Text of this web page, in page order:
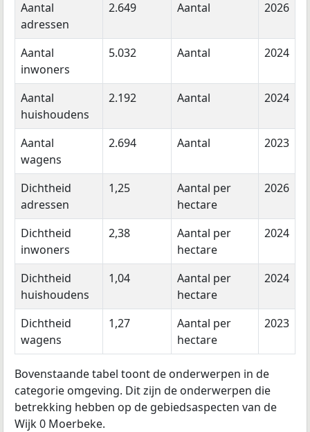
Aantal
adressen
2.649 Aantal 2026
Aantal
inwoners
5.032 Aantal 2024
Aantal
huishoudens
2.192 Aantal 2024
Aantal
wagens
2.694 Aantal 2023
Dichtheid
adressen
1,25
Aantal per
hectare
2026
Dichtheid
inwoners
2,38
Aantal per
hectare
2024
Dichtheid
huishoudens
1,04
Aantal per
hectare
2024
Dichtheid
wagens
1,27
Aantal per
hectare
2023
Bovenstaande tabel toont de onderwerpen in de
categorie omgeving. Dit zijn de onderwerpen die
betrekking hebben op de gebiedsaspecten van de
Wijk 0 Moerbeke.